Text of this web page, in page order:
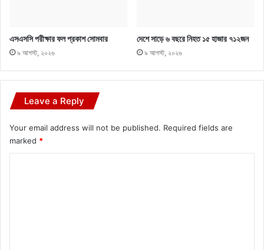
এসএসসি পরীক্ষার ফল প্রকাশ সোমবার
৯ আগস্ট, ২০২৬
দেশে সাড়ে ৬ বছরে নিহত ১৫ হাজার ৭১২জন
৯ আগস্ট, ২০২৬
Leave a Reply
Your email address will not be published. Required fields are
marked *